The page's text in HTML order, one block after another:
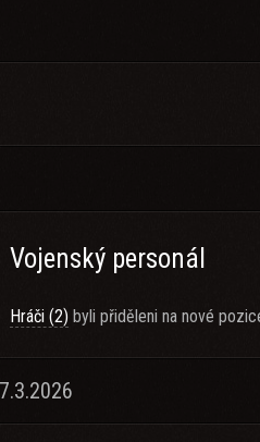
Vojenský personál
Hráči (2) byli přiděleni na nové